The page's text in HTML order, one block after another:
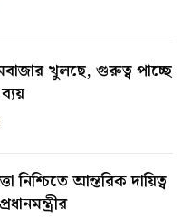
খুলছে, গুরুত্ব পাচ্ছে
নিশ্চিতে আন্তরিক দায়িত্ব